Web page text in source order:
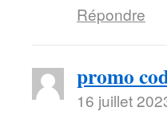
Répondre
promo
16 juillet